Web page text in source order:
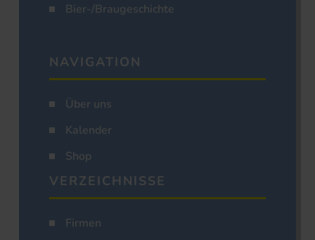
Bier-/Braugeschichte
NAVIGATION
Über uns
Kalender
Shop
VERZEICHNISSE
Firmen